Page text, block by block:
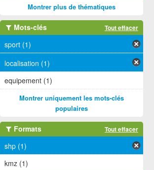
Montrer plus de thématiques
Mots-clés Tout effacer
sport (1)
localisation (1)
equipement (1)
Montrer uniquement les mots-clés
populaires
Formats Tout effacer
shp (1)
kmz (1)